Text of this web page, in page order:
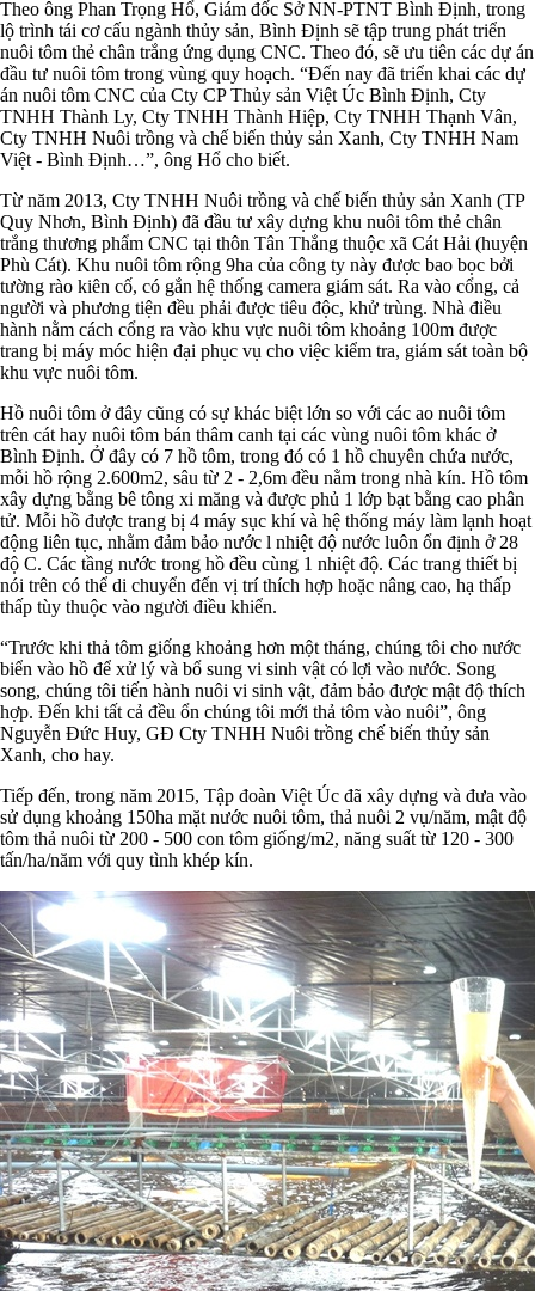
Theo ông Phan Trọng Hổ, Giám đốc Sở NN-PTNT Bình Định, trong
lộ trình tái cơ cấu ngành thủy sản, Bình Định sẽ tập trung phát triển
nuôi tôm thẻ chân trắng ứng dụng CNC. Theo đó, sẽ ưu tiên các dự án
đầu tư nuôi tôm trong vùng quy hoạch. “Đến nay đã triển khai các dự
án nuôi tôm CNC của Cty CP Thủy sản Việt Úc Bình Định, Cty
TNHH Thành Ly, Cty TNHH Thành Hiệp, Cty TNHH Thạnh Vân,
Cty TNHH Nuôi trồng và chế biến thủy sản Xanh, Cty TNHH Nam
Việt - Bình Định…”, ông Hổ cho biết.
Từ năm 2013, Cty TNHH Nuôi trồng và chế biến thủy sản Xanh (TP
Quy Nhơn, Bình Định) đã đầu tư xây dựng khu nuôi tôm thẻ chân
trắng thương phẩm CNC tại thôn Tân Thắng thuộc xã Cát Hải (huyện
Phù Cát). Khu nuôi tôm rộng 9ha của công ty này được bao bọc bởi
tường rào kiên cố, có gắn hệ thống camera giám sát. Ra vào cổng, cả
người và phương tiện đều phải được tiêu độc, khử trùng. Nhà điều
hành nằm cách cổng ra vào khu vực nuôi tôm khoảng 100m được
trang bị máy móc hiện đại phục vụ cho việc kiểm tra, giám sát toàn bộ
khu vực nuôi tôm.
Hồ nuôi tôm ở đây cũng có sự khác biệt lớn so với các ao nuôi tôm
trên cát hay nuôi tôm bán thâm canh tại các vùng nuôi tôm khác ở
Bình Định. Ở đây có 7 hồ tôm, trong đó có 1 hồ chuyên chứa nước,
mỗi hồ rộng 2.600m2, sâu từ 2 - 2,6m đều nằm trong nhà kín. Hồ tôm
xây dựng bằng bê tông xi măng và được phủ 1 lớp bạt bằng cao phân
tử. Mỗi hồ được trang bị 4 máy sục khí và hệ thống máy làm lạnh hoạt
động liên tục, nhằm đảm bảo nước l nhiệt độ nước luôn ổn định ở 28
độ C. Các tầng nước trong hồ đều cùng 1 nhiệt độ. Các trang thiết bị
nói trên có thể di chuyển đến vị trí thích hợp hoặc nâng cao, hạ thấp
thấp tùy thuộc vào người điều khiển.
“Trước khi thả tôm giống khoảng hơn một tháng, chúng tôi cho nước
biển vào hồ để xử lý và bổ sung vi sinh vật có lợi vào nước. Song
song, chúng tôi tiến hành nuôi vi sinh vật, đảm bảo được mật độ thích
hợp. Đến khi tất cả đều ổn chúng tôi mới thả tôm vào nuôi”, ông
Nguyễn Đức Huy, GĐ Cty TNHH Nuôi trồng chế biến thủy sản
Xanh, cho hay.
Tiếp đến, trong năm 2015, Tập đoàn Việt Úc đã xây dựng và đưa vào
sử dụng khoảng 150ha mặt nước nuôi tôm, thả nuôi 2 vụ/năm, mật độ
tôm thả nuôi từ 200 - 500 con tôm giống/m2, năng suất từ 120 - 300
tấn/ha/năm với quy tình khép kín.